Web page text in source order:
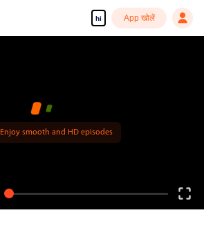
hi App खोलें
Enjoy smooth and HD episodes